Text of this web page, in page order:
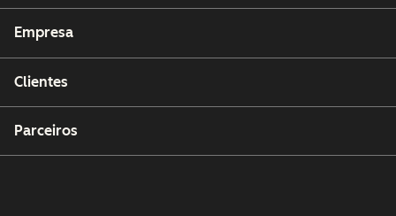
Empresa
Clientes
Parceiros